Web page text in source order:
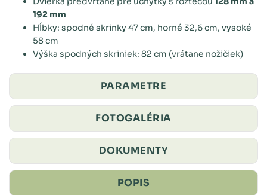
192 mm
Hĺbky: spodné skrinky 47 cm, horné 32,6 cm, vysoké
58 cm
Výška spodných skriniek: 82 cm (vrátane nožičiek)
PARAMETRE
FOTOGALÉRIA
DOKUMENTY
POPIS